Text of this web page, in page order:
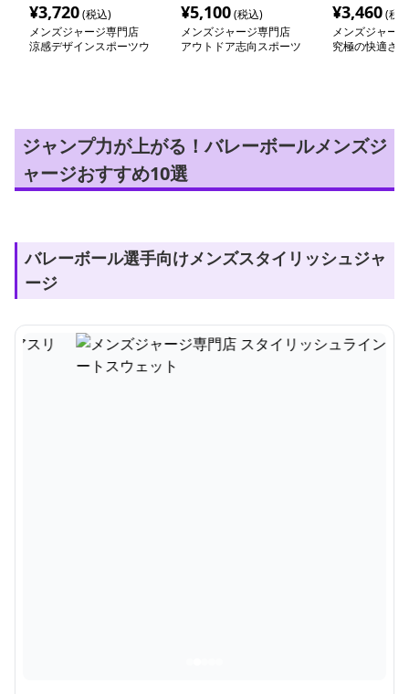
¥3,720(税込)
メンズジャージ専門店
涼感デザインスポーツウ
¥5,100(税込)
メンズジャージ専門店
アウトドア志向スポーツ
¥3,460(税
メンズジャー
究極の快適さ
ジャンプ力が上がる！バレーボールメンズジ
ャージおすすめ10選
バレーボール選手向けメンズスタイリッシュジャ
ージ